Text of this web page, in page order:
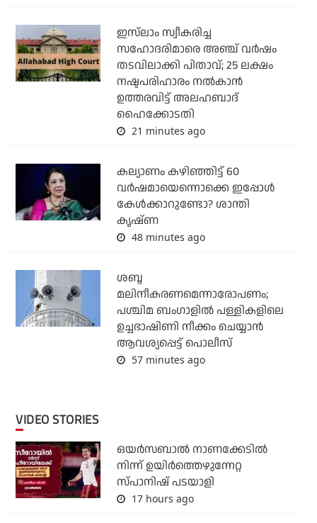
ഇസ്‌ലാം സ്വീകരിച്ച
സഹോദരിമാരെ അഞ്ച് വര്‍ഷം
തടവിലാക്കി പിതാവ്; 25 ലക്ഷം
നഷ്ടപരിഹാരം നല്‍കാന്‍
ഉത്തരവിട്ട് അലഹബാദ്
ഹൈക്കോടതി
21 minutes ago
കല്യാണം കഴിഞ്ഞിട്ട് 60
വർഷമായെന്നൊക്കെ ഇപ്പോൾ
കേൾക്കാറുണ്ടോ? ശാന്തി
കൃഷ്ണ
48 minutes ago
ശബ്ദ
മലിനീകരണമെന്നാരോപണം;
പശ്ചിമ ബംഗാളില്‍ പള്ളികളിലെ
ഉച്ചഭാഷിണി നീക്കം ചെയ്യാന്‍
ആവശ്യപ്പെട്ട് പൊലീസ്
57 minutes ago
VIDEO STORIES
ഒയര്‍സബാൽ നാണക്കേടിൽ
നിന്ന് ഉയിർത്തെഴുന്നേറ്റ
സ്പാനിഷ് പടയാളി
17 hours ago